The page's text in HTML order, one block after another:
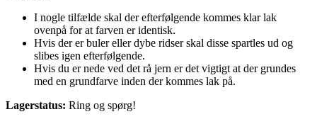
I nogle tilfælde skal der efterfølgende kommes klar lak
ovenpå for at farven er identisk.
Hvis der er buler eller dybe ridser skal disse spartles ud og
slibes igen efterfølgende.
Hvis du er nede ved det rå jern er det vigtigt at der grundes
med en grundfarve inden der kommes lak på.
Lagerstatus: Ring og spørg!